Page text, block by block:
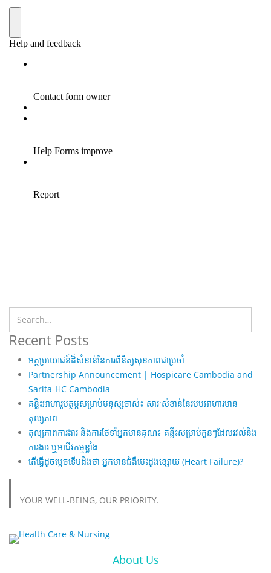
Recent Posts
អត្ថប្រយោជន៍ដ៏សំខាន់នៃការពិនិត្យសុខភាពជាប្រចាំ
Partnership Announcement | Hospicare Cambodia and
Sarita-HC Cambodia
គន្លឹះអាហារូបត្ថម្ភសម្រាប់មនុស្សចាស់៖ សារៈសំខាន់នៃរបបអាហារមាន
តុល្យភាព
តុល្យភាពការងារ និងការថែទាំអ្នកមានគុណ៖ គន្លឹះសម្រាប់កូនៗដែលរវល់និង
ការងារ ឬអាជីវកម្មខ្លាំង
តើធ្វើដូចម្តេចទើបដឹងថា អ្នកមានជំងឺបេះដូងខ្សោយ (Heart Failure)?
YOUR WELL-BEING, OUR PRIORITY.
About Us